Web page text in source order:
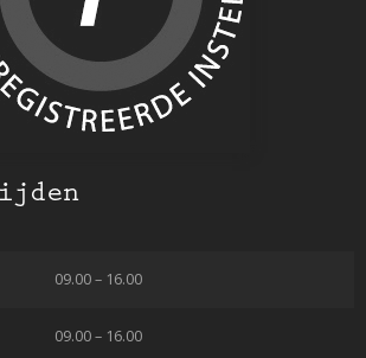
09.00 – 16.00
09.00 – 16.00